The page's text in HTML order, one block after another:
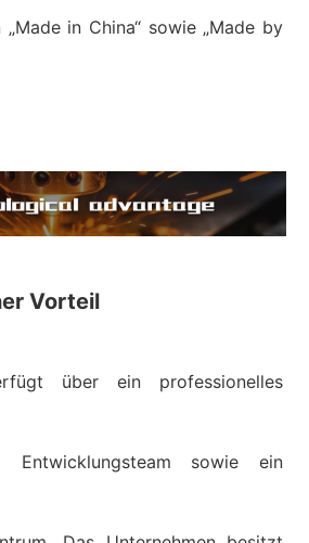
in China“ sowie „Made by
Vorteil
über ein professionelles
Entwicklungsteam sowie ein